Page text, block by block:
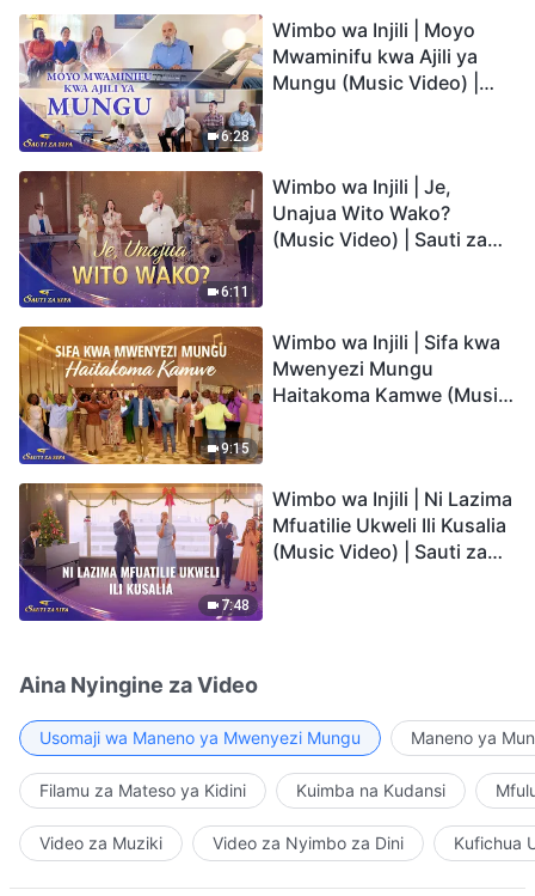
6:28
Wimbo wa Injili | Moyo
Mwaminifu kwa Ajili ya
Mungu (Music Video) |
6:11
Wimbo wa Injili | Je,
Unajua Wito Wako?
(Music Video) | Sauti za
9:15
Wimbo wa Injili | Sifa kwa
Mwenyezi Mungu
Haitakoma Kamwe (Music
7:48
Wimbo wa Injili | Ni Lazima
Mfuatilie Ukweli Ili Kusalia
(Music Video) | Sauti za
Aina Nyingine za Video
Usomaji wa Maneno ya Mwenyezi Mungu Maneno ya
Filamu za Mateso ya Kidini Kuimba na Kudansi
Video za Muziki Video za Nyimbo za Dini Kufichua